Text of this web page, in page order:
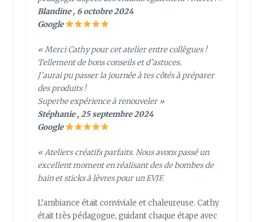
Blandine , 6 octobre 2024
Google
« Merci Cathy pour cet atelier entre collègues !
Tellement de bons conseils et d’astuces.
J’aurai pu passer la journée à tes côtés à préparer
des produits !
Superbe expérience à renouveler »
Stéphanie , 25 septembre 2024
Google
« Ateliers créatifs parfaits. Nous avons passé un
excellent moment en réalisant des de bombes de
bain et sticks à lèvres pour un EVJF.
L’ambiance était conviviale et chaleureuse. Cathy
était très pédagogue, guidant chaque étape avec